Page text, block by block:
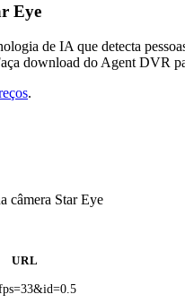
Eye
de IA que detecta
download do Agent DVR
.
câmera Star Eye
URL